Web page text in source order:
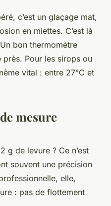
c’est un glaçage mat,
en miettes. C’est là
bon thermomètre
Pour les sirops ou
vital : entre 27°C et
mesure
g de levure ? Ce n’est
souvent une précision
elle,
: pas de flottement